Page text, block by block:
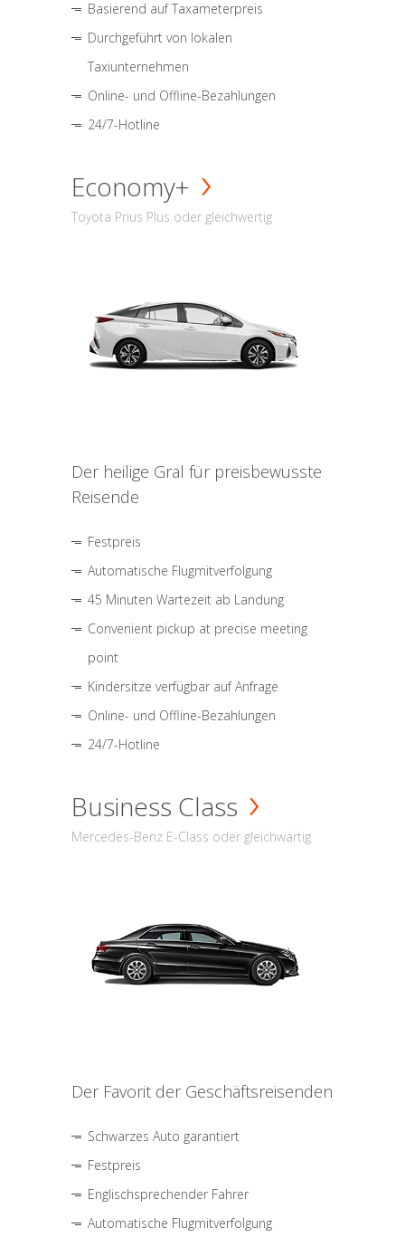
Basierend auf Taxameterpreis
Durchgeführt von lokalen
Taxiunternehmen
Online- und Offline-Bezahlungen
24/7-Hotline
Economy+
Toyota Prius Plus oder gleichwertig
Der heilige Gral für preisbewusste
Reisende
Festpreis
Automatische Flugmitverfolgung
45 Minuten Wartezeit ab Landung
Convenient pickup at precise meeting
point
Kindersitze verfügbar auf Anfrage
Online- und Offline-Bezahlungen
24/7-Hotline
Business Class
Mercedes-Benz E-Class oder gleichwärtig
Der Favorit der Geschäftsreisenden
Schwarzes Auto garantiert
Festpreis
Englischsprechender Fahrer
Automatische Flugmitverfolgung